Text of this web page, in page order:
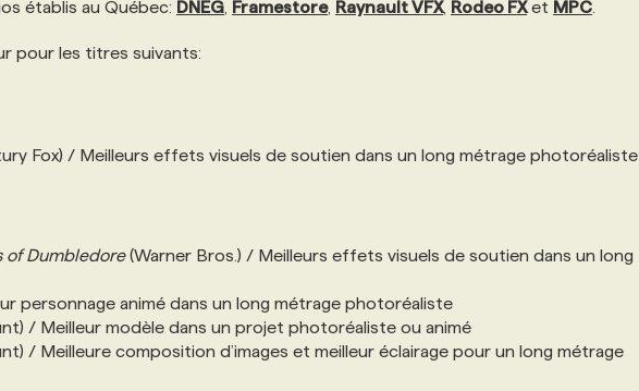
établis au Québec: DNEG Framestore, Raynault VFX, Rodeo FXet MPC
pour les titres suivants:
Fox) / Meilleurs effets visuels de soutien dans un long métrage photoréaliste
of Dumbledore(Warner Bros.) / Meilleurs effets visuels de soutien dans un long
personnage animé dans un long métrage photoréaliste
/ Meilleur modèle dans un projet photoréaliste ou animé
/ Meilleure composition d’images et meilleur éclairage pour un long métrage